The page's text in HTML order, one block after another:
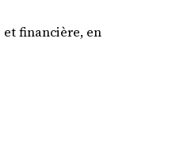
financière, en